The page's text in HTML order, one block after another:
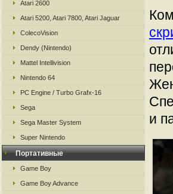
Atari 2600
Atari 5200, Atari 7800, Atari Jaguar
ColecoVision
Dendy (Nintendo)
Mattel Intellivision
Nintendo 64
PC Engine / Turbo Grafx-16
Sega
Sega Master System
Super Nintendo
Портативные
Game Boy
Game Boy Advance
и